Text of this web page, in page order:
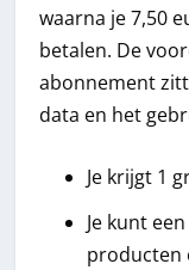
waarna je 7,50
betalen. De
abonnement
data en het
Je krijgt 1
Je kunt
producten